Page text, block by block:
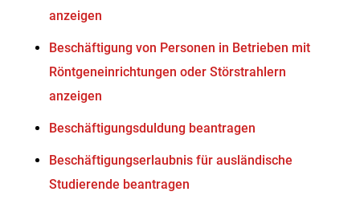
anzeigen
Beschäftigung von Personen in Betrieben mit
Röntgeneinrichtungen oder Störstrahlern
anzeigen
Beschäftigungsduldung beantragen
Beschäftigungserlaubnis für ausländische
Studierende beantragen